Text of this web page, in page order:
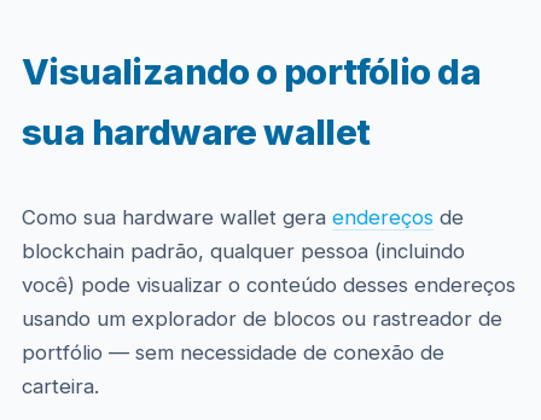
Visualizando o portfólio da
sua hardware wallet
Como sua hardware wallet gera endereçosde
blockchain padrão, qualquer pessoa (incluindo
você) pode visualizar o conteúdo desses endereços
usando um explorador de blocos ou rastreador de
portfólio — sem necessidade de conexão de
carteira.